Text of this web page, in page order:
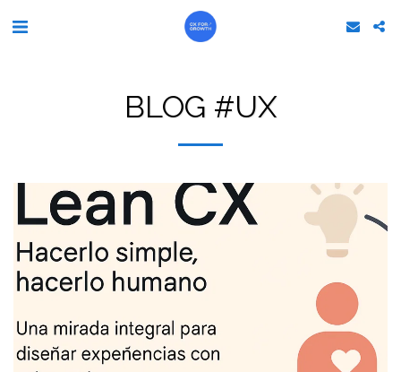
BLOG #UX